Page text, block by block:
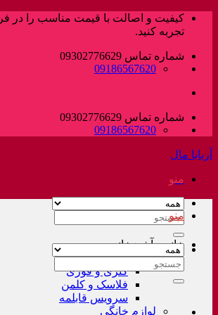
پرش
کیفیت و اصالت با قیمت مناسب را در
تجربه کنید.
شماره تماس 09302776629
09186567620
شماره تماس 09302776629
09186567620
آربابا مال
منو
جستجو
خانه و آشپزخانه
لوازم خانگی غیر برقی
کتری و قوری
فلاسک و کلمن
سرویس قابلمه
لوازم خانگی
منو
جستجو